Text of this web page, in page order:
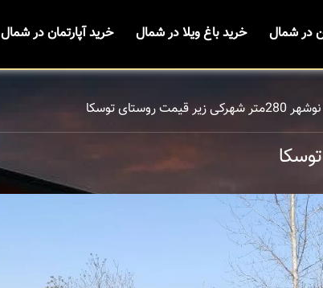
در شمال خرید باغ ویلا در شمال خرید آپارتمان در شمال
زیر قیمت روستای توسکا